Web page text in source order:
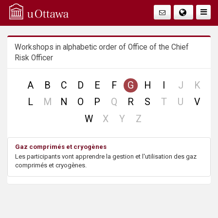
Q
u
Workshops in alphabetic order of Office of the Chief
Risk Officer
A B C D E F G H Jno
record
Kno
L Mno
N O P Qno
record
R S Tno
Uno
V
W
Xno
Yno
Zno
Gaz comprimés et cryogènes
Les participants vont apprendre la gestion et l'utilisation des gaz
comprimés et cryogènes.